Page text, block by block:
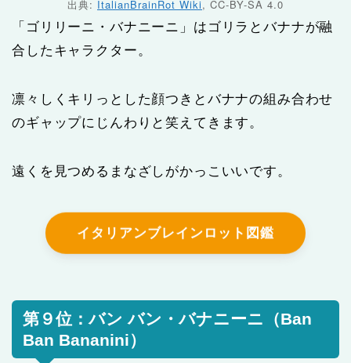
出典: ItalianBrainRot Wiki, CC-BY-SA 4.0
「ゴリリーニ・バナニーニ」はゴリラとバナナが融
合したキャラクター。
凛々しくキリっとした顔つきとバナナの組み合わせ
のギャップにじんわりと笑えてきます。
遠くを見つめるまなざしがかっこいいです。
イタリアンブレインロット図鑑
第９位：バン バン・バナニーニ（Ban
Ban Bananini）